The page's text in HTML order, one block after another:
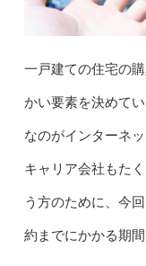
一戸建ての住宅の
かい要素を決めて
なのがインターネッ
キャリア会社もた
う方のために、今
約までにかかる期